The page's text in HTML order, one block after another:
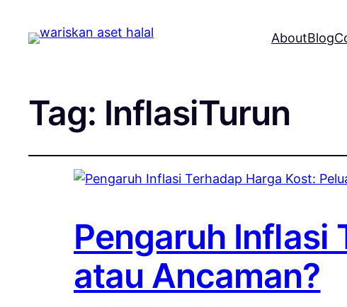
AboutBlog
Tag: InflasiTurun
Pengaruh Inflasi
atau Ancaman?